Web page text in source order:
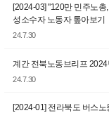
[2024-03] "120만 민주노
성소수자 노동자 톺아보기
24.7.30
계간 전북노동브리프
24.7.30
[2024-01] 전라북도 버스